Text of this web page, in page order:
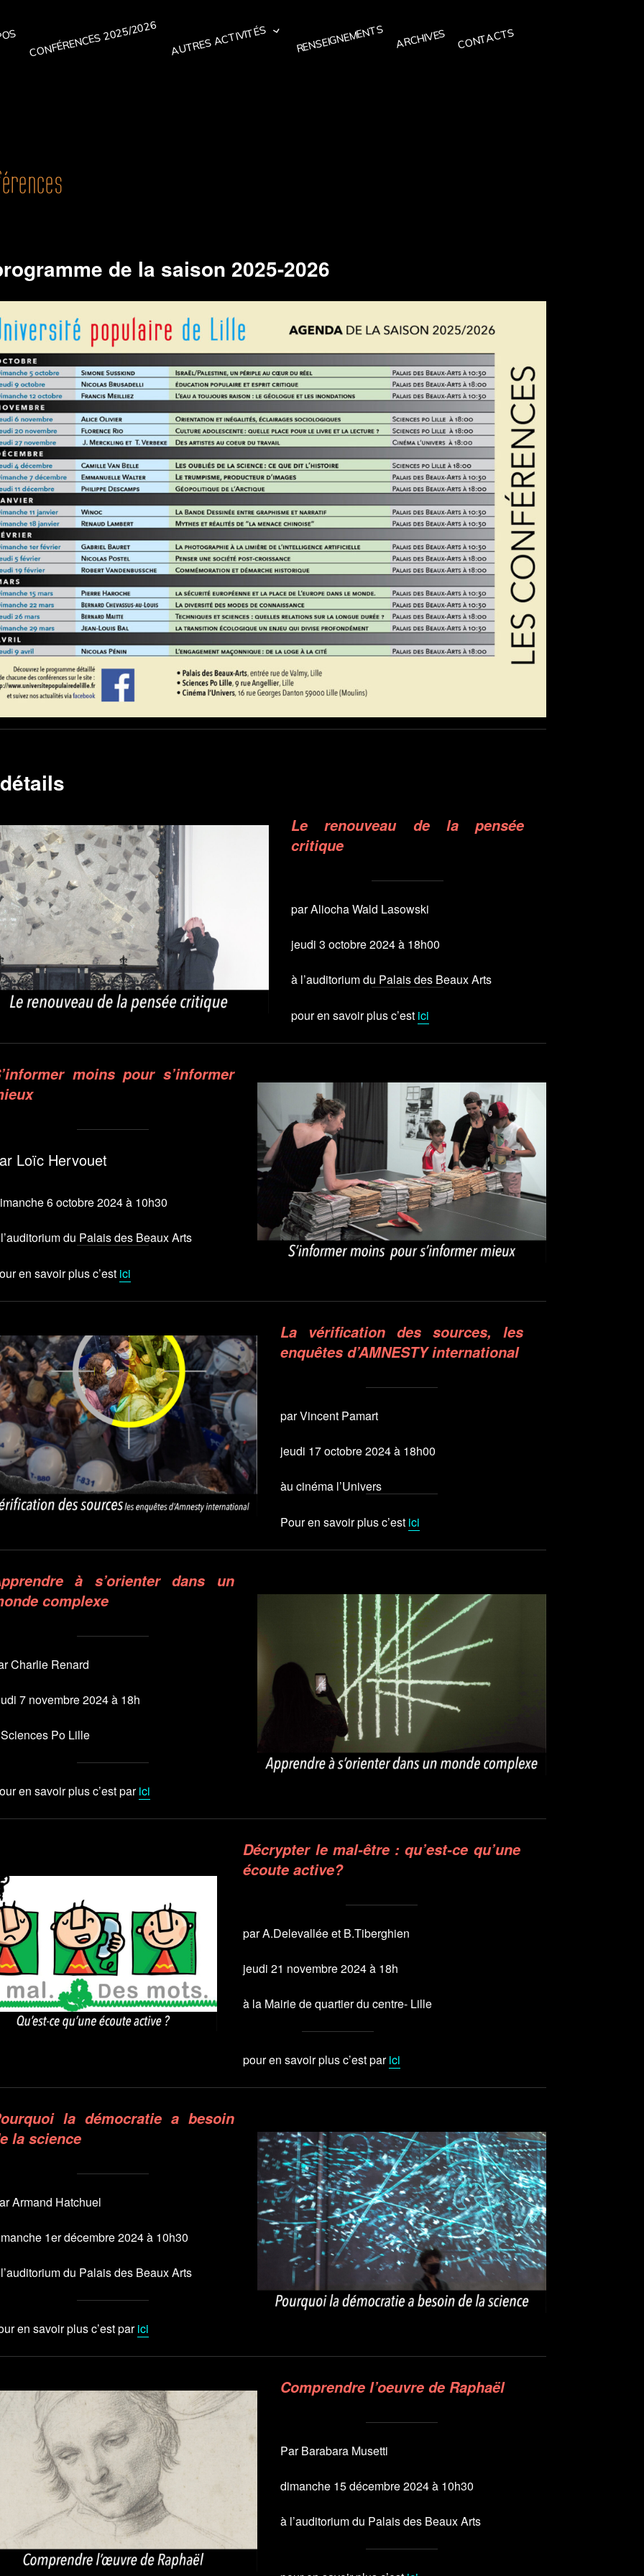
CONFÉRENCES 2025/2026 AUTRES ACTIVITÉS RENSEIGNEMENTS ARCHIVES CONTACTS
de la saison 2025-2026
Le renouveau de la pensée
critique
par Aliocha Wald Lasowski
jeudi 3 octobre 2024 à 18h00
à l’auditorium du Palais des Beaux Arts
pour en savoir plus c’est ici
moins pour s’informer
Loïc Hervouet
6 octobre 2024 à 10h30
du Palais des Beaux Arts
en savoir plus c’est ici
La vérification des sources, les
enquêtes d’AMNESTY international
par Vincent Pamart
jeudi 17 octobre 2024 à 18h00
àu cinéma l’Univers
Pour en savoir plus c’est ici
à s’orienter dans un
complexe
Charlie Renard
7 novembre 2024 à 18h
Po Lille
en savoir plus c’est parici
Décrypter le mal-être : qu’est-ce qu’une
écoute active?
par A.Delevallée et B.Tiberghien
jeudi 21 novembre 2024 à 18h
à la Mairie de quartier du centre- Lille
pour en savoir plus c’est parici
la démocratie a besoin
la science
Armand Hatchuel
1er décembre 2024 à 10h30
du Palais des Beaux Arts
en savoir plus c’est parici
Comprendre l’oeuvre de Raphaël
Par Barabara Musetti
dimanche 15 décembre 2024 à 10h30
à l’auditorium du Palais des Beaux Arts